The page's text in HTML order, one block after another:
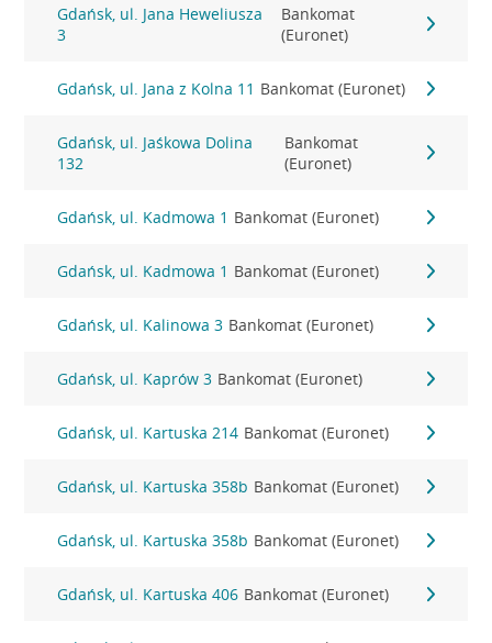
Gdańsk, ul. Jana Heweliusza
3
Bankomat
(Euronet)
Gdańsk, ul. Jana z Kolna 11 Bankomat (Euronet)
Gdańsk, ul. Jaśkowa Dolina
132
Bankomat
(Euronet)
Gdańsk, ul. Kadmowa 1 Bankomat (Euronet)
Gdańsk, ul. Kadmowa 1 Bankomat (Euronet)
Gdańsk, ul. Kalinowa 3 Bankomat (Euronet)
Gdańsk, ul. Kaprów 3 Bankomat (Euronet)
Gdańsk, ul. Kartuska 214 Bankomat (Euronet)
Gdańsk, ul. Kartuska 358b Bankomat (Euronet)
Gdańsk, ul. Kartuska 358b Bankomat (Euronet)
Gdańsk, ul. Kartuska 406 Bankomat (Euronet)